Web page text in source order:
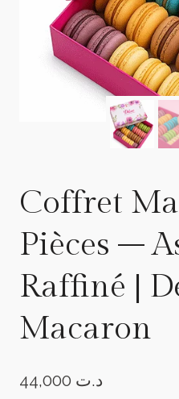
Coffret
Pièces –
Raffiné |
Macaron
د.ت